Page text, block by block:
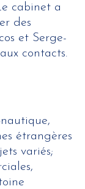
cabinet a
des
et Serge-
contacts.
étrangères
variés;